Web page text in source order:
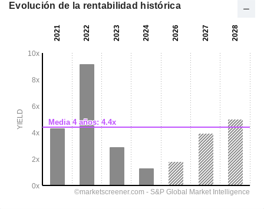
Evolución de la rentabilidad histórica